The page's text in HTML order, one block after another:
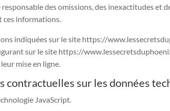
des omissions, des inexactitudes et
ces informations.
indiquées sur le site https://
sur le site https://
mise en ligne.
contractuelles sur les données
JavaScript.